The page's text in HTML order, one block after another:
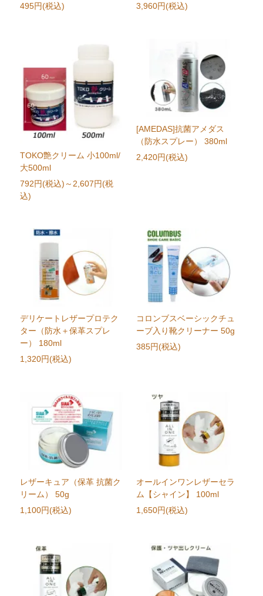
495円(税込)
3,960円(税込)
TOKO艶クリーム 小100ml/
大500ml
792円(税込) ～2,607円(税
込)
[AMEDAS]抗菌アメダス
（防水スプレー） 380ml
2,420円(税込)
デリケートレザープロテク
ター（防水＋保革スプレ
ー） 180ml
1,320円(税込)
コロンブスベーシックチュ
ーブ入り靴クリーナー 50g
385円(税込)
レザーキュア（保革 抗菌ク
リーム） 50g
1,100円(税込)
オールインワンレザーセラ
ム【シャイン】 100ml
1,650円(税込)